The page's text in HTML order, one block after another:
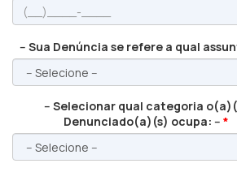
-- Sua Denúncia se refere a qual
-- Selecionar qual categoria
Denunciado(a)(s) ocupa: -- *